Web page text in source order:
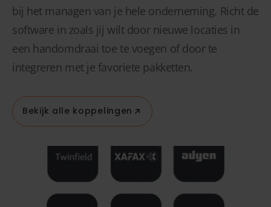
bij het managen van je hele onderneming. Richt de
software in zoals jij wilt door nieuwe locaties in
een handomdraai toe te voegen of door te
integreren met je favoriete pakketten.
Bekijk alle koppelingen